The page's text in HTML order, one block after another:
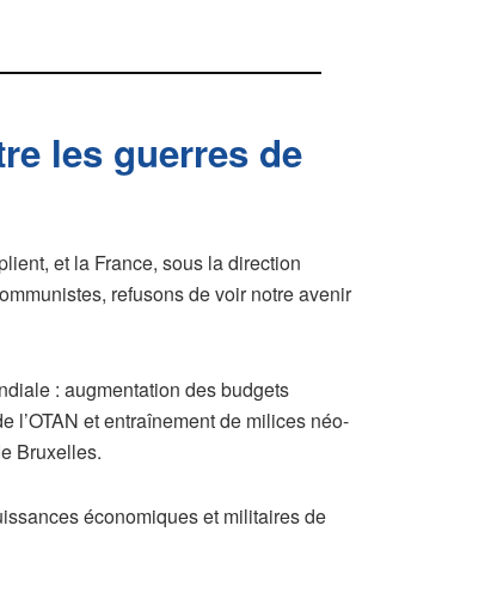
les guerres de
et la France, sous la direction
refusons de voir notre avenir
: augmentation des budgets
l’OTAN et entraînement de milices néo-
Bruxelles.
économiques et militaires de